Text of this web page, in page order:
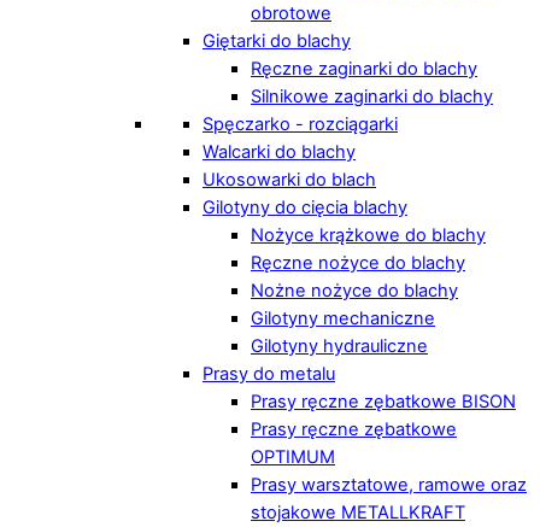
obrotowe
Giętarki do blachy
Ręczne zaginarki do blachy
Silnikowe zaginarki do blachy
Spęczarko - rozciągarki
Walcarki do blachy
Ukosowarki do blach
Gilotyny do cięcia blachy
Nożyce krążkowe do blachy
Ręczne nożyce do blachy
Nożne nożyce do blachy
Gilotyny mechaniczne
Gilotyny hydrauliczne
Prasy do metalu
Prasy ręczne zębatkowe BISON
Prasy ręczne zębatkowe
OPTIMUM
Prasy warsztatowe, ramowe oraz
stojakowe METALLKRAFT